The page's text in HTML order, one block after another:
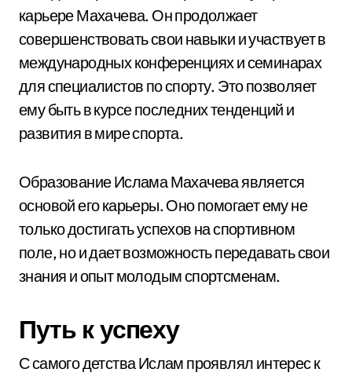
карьере Махачева. Он продолжает
совершенствовать свои навыки и участвует в
международных конференциях и семинарах
для специалистов по спорту. Это позволяет
ему быть в курсе последних тенденций и
развития в мире спорта.
Образование Ислама Махачева является
основой его карьеры. Оно помогает ему не
только достигать успехов на спортивном
поле, но и дает возможность передавать свои
знания и опыт молодым спортсменам.
Путь к успеху
С самого детства Ислам проявлял интерес к